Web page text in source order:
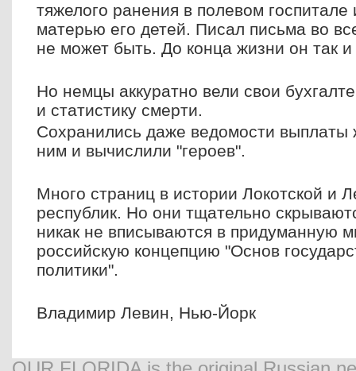
тяжелого ранения в полевом госпитале
матерью его детей. Писал письма во
не может быть. До конца жизни он так и
Но немцы аккуратно вели свои
и статистику смерти.
Сохранились даже ведомости
ним и вычислили "героев".
Много страниц в истории Локотской и
республик. Но они тщательно
никак не вписываются в придуманную
российскую концепцию "Основ
политики".
Владимир Левин, Нью-Йорк